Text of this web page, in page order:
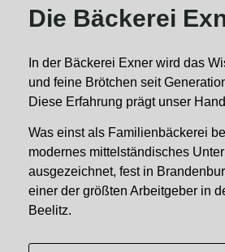
Die Bäckerei
In der Bäckerei Exner wird das
und feine Brötchen seit
Diese Erfahrung prägt unser
Was einst als Familienbäckerei
modernes mittelständisches
ausgezeichnet, fest in
einer der größten Arbeitgeber in
Beelitz.